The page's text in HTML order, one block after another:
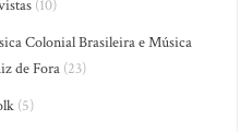
(10)
Colonial Brasileira e Música
de Fora (23)
(5)